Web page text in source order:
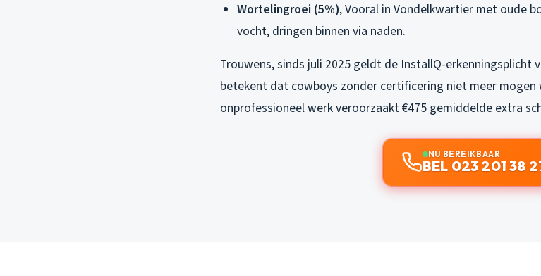
Wortelingroei (5%), Vooral in Vondelkwartier met oude
vocht, dringen binnen via naden.
Trouwens, sinds juli 2025 geldt de InstallQ-erkenningsplicht
betekent dat cowboys zonder certificering niet meer
onprofessioneel werk veroorzaakt €475 gemiddelde extra
NU BEREIKBAAR
BEL 023 201 38